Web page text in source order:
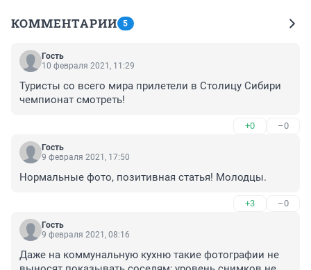
КОММЕНТАРИИ 5
Гость
10 февраля 2021, 11:29
Туристы со всего мира прилетели в Столицу Сибири
чемпионат смотреть!
+0 –0
Гость
9 февраля 2021, 17:50
Нормальные фото, позитивная статья! Молодцы.
+3 –0
Гость
9 февраля 2021, 08:16
Даже на коммунальную кухню такие фотографии не